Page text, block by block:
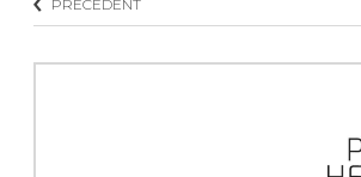
arrangements de qualité.
PRÉCÉDENT